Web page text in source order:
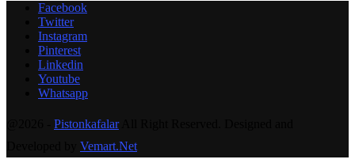
Facebook
Twitter
Instagram
Pinterest
Linkedin
Youtube
Whatsapp
PistonkafalarAll Right Reserved. Designed and
Vemart.Net